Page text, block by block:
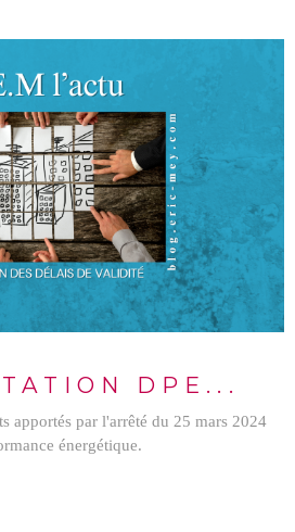
DPE...
apportés par l'arrêté du 25 mars 2024
énergétique.
L'ARTICLE